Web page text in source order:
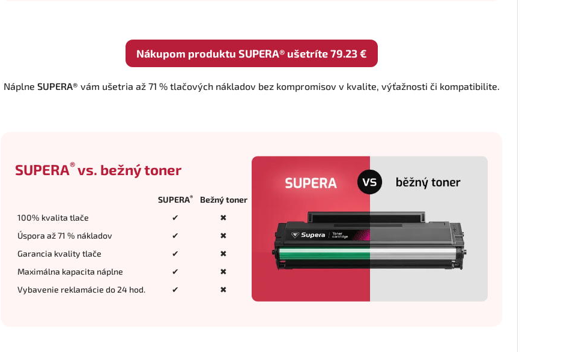
Nákupom produktu SUPERA® ušetríte 79.23 €
Náplne SUPERA® vám ušetria až 71 % tlačových nákladov bez kompromisov v kvalite, výťažnosti či kompatibilite.
SUPERA®vs. bežný toner
SUPERA®
Bežný toner
100% kvalita tlače
✔
✖
Úspora až 71 % nákladov
✔
✖
Garancia kvality tlače
✔
✖
Maximálna kapacita náplne
✔
✖
Vybavenie reklamácie do 24 hod.
✔ ✖